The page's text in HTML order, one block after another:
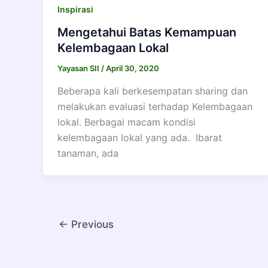
Inspirasi
Mengetahui Batas Kemampuan
Kelembagaan Lokal
Yayasan SII /April 30, 2020
Beberapa kali berkesempatan sharing dan
melakukan evaluasi terhadap Kelembagaan
lokal. Berbagai macam kondisi
kelembagaan lokal yang ada. Ibarat
tanaman, ada
← Previous